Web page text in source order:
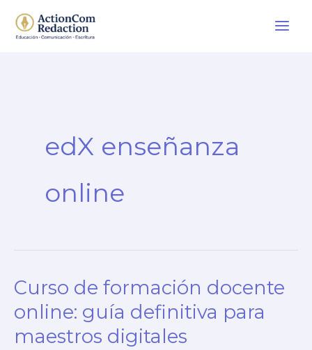
edX enseñanza
online
Curso de formación docente
online: guía definitiva para
maestros digitales